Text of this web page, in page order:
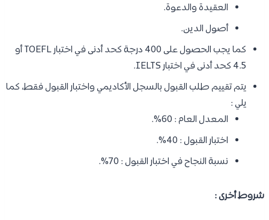
العقيدة والدعوة.
أصول الدين.
كما يجب الحصول على 400 درجة كحد أدنى في اختبار TOEFL أو
4.5 كحد أدنى في اختبار IELTS.
يتم تقييم طلب القبول بالسجل الأكاديمي واختبار القبول فقط، كما
يلي :
المعدل العام : 60%.
اختبار القبول : 40%.
نسبة النجاح في اختبار القبول : 70%.
شروط أخرى :